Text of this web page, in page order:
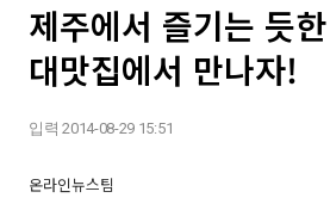
제주에서 즐기는 듯
대맛집에서 만나자!
입력 2014-08-29 15:51
온라인뉴스팀